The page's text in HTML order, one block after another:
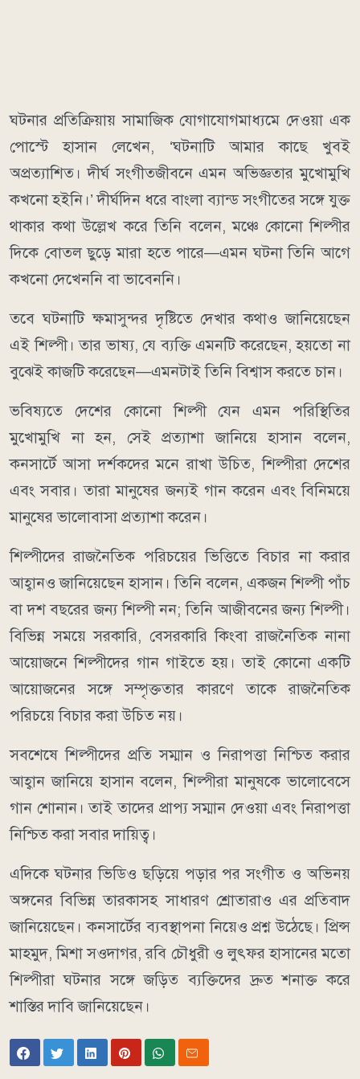
ঘটনার প্রতিক্রিয়ায় সামাজিক যোগাযোগমাধ্যমে দেওয়া এক
পোস্টে হাসান লেখেন, ‘ঘটনাটি আমার কাছে খুবই
অপ্রত্যাশিত। দীর্ঘ সংগীতজীবনে এমন অভিজ্ঞতার মুখোমুখি
কখনো হইনি।’ দীর্ঘদিন ধরে বাংলা ব্যান্ড সংগীতের সঙ্গে যুক্ত
থাকার কথা উল্লেখ করে তিনি বলেন, মঞ্চে কোনো শিল্পীর
দিকে বোতল ছুড়ে মারা হতে পারে—এমন ঘটনা তিনি আগে
কখনো দেখেননি বা ভাবেননি।
তবে ঘটনাটি ক্ষমাসুন্দর দৃষ্টিতে দেখার কথাও জানিয়েছেন
এই শিল্পী। তার ভাষ্য, যে ব্যক্তি এমনটি করেছেন, হয়তো না
বুঝেই কাজটি করেছেন—এমনটাই তিনি বিশ্বাস করতে চান।
ভবিষ্যতে দেশের কোনো শিল্পী যেন এমন পরিস্থিতির
মুখোমুখি না হন, সেই প্রত্যাশা জানিয়ে হাসান বলেন,
কনসার্টে আসা দর্শকদের মনে রাখা উচিত, শিল্পীরা দেশের
এবং সবার। তারা মানুষের জন্যই গান করেন এবং বিনিময়ে
মানুষের ভালোবাসা প্রত্যাশা করেন।
শিল্পীদের রাজনৈতিক পরিচয়ের ভিত্তিতে বিচার না করার
আহ্বানও জানিয়েছেন হাসান। তিনি বলেন, একজন শিল্পী পাঁচ
বা দশ বছরের জন্য শিল্পী নন; তিনি আজীবনের জন্য শিল্পী।
বিভিন্ন সময়ে সরকারি, বেসরকারি কিংবা রাজনৈতিক নানা
আয়োজনে শিল্পীদের গান গাইতে হয়। তাই কোনো একটি
আয়োজনের সঙ্গে সম্পৃক্ততার কারণে তাকে রাজনৈতিক
পরিচয়ে বিচার করা উচিত নয়।
সবশেষে শিল্পীদের প্রতি সম্মান ও নিরাপত্তা নিশ্চিত করার
আহ্বান জানিয়ে হাসান বলেন, শিল্পীরা মানুষকে ভালোবেসে
গান শোনান। তাই তাদের প্রাপ্য সম্মান দেওয়া এবং নিরাপত্তা
নিশ্চিত করা সবার দায়িত্ব।
এদিকে ঘটনার ভিডিও ছড়িয়ে পড়ার পর সংগীত ও অভিনয়
অঙ্গনের বিভিন্ন তারকাসহ সাধারণ শ্রোতারাও এর প্রতিবাদ
জানিয়েছেন। কনসার্টের ব্যবস্থাপনা নিয়েও প্রশ্ন উঠেছে। প্রিন্স
মাহমুদ, মিশা সওদাগর, রবি চৌধুরী ও লুৎফর হাসানের মতো
শিল্পীরা ঘটনার সঙ্গে জড়িত ব্যক্তিদের দ্রুত শনাক্ত করে
শাস্তির দাবি জানিয়েছেন।